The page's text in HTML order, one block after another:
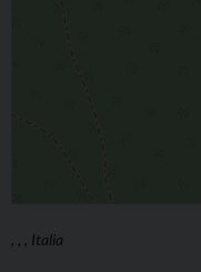
, , , Italia